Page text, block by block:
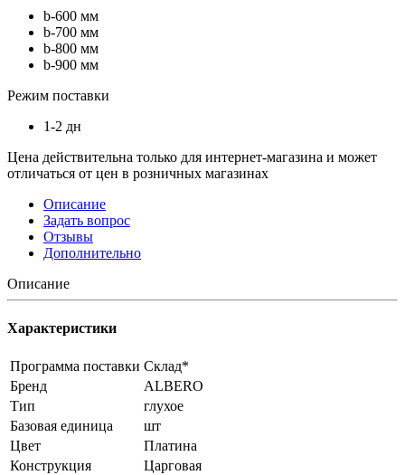
b-600 мм
b-700 мм
b-800 мм
b-900 мм
Режим поставки
1-2 дн
Цена действительна только для интернет-магазина и может
отличаться от цен в розничных магазинах
Описание
Задать вопрос
Отзывы
Дополнительно
Описание
Характеристики
Программа поставки Склад*
Бренд
ALBERO
Тип
глухое
Базовая единица
шт
Цвет
Платина
Конструкция
Царговая